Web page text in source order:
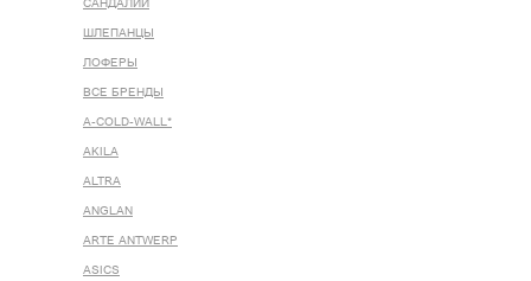
САНДАЛИИ
ШЛЕПАНЦЫ
ЛОФЕРЫ
ВСЕ БРЕНДЫ
A-COLD-WALL*
AKILA
ALTRA
ANGLAN
ARTE ANTWERP
ASICS